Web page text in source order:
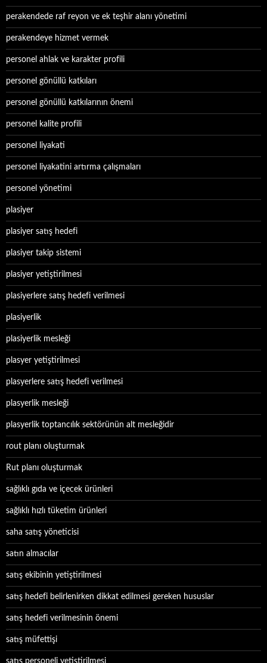
perakendede raf reyon ve ek teşhir alanı yönetimi
perakendeye hizmet vermek
personel ahlak ve karakter profili
personel gönüllü katkıları
personel gönüllü katkılarının önemi
personel kalite profili
personel liyakati
personel liyakatini artırma çalışmaları
personel yönetimi
plasiyer
plasiyer satış hedefi
plasiyer takip sistemi
plasiyer yetiştirilmesi
plasiyerlere satış hedefi verilmesi
plasiyerlik
plasiyerlik mesleği
plasyer yetiştirilmesi
plasyerlere satış hedefi verilmesi
plasyerlik mesleği
plasyerlik toptancılık sektörünün alt mesleğidir
rout planı oluşturmak
Rut planı oluşturmak
sağlıklı gıda ve içecek ürünleri
sağlıklı hızlı tüketim ürünleri
saha satış yöneticisi
satın almacılar
satış ekibinin yetiştirilmesi
satış hedefi belirlenirken dikkat edilmesi gereken hususlar
satış hedefi verilmesinin önemi
satış müfettişi
satış personeli yetiştirilmesi